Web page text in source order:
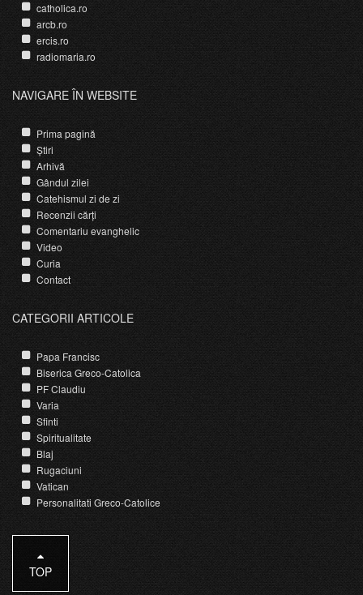
catholica.ro
arcb.ro
ercis.ro
radiomaria.ro
NAVIGARE ÎN WEBSITE
Prima pagină
Știri
Arhivă
Gândul zilei
Catehismul zi de zi
Recenzii cărți
Comentariu evanghelic
Video
Curia
Contact
CATEGORII ARTICOLE
Papa Francisc
Biserica Greco-Catolica
PF Claudiu
Varia
Sfinti
Spiritualitate
Blaj
Rugaciuni
Vatican
Personalitati Greco-Catolice
TOP